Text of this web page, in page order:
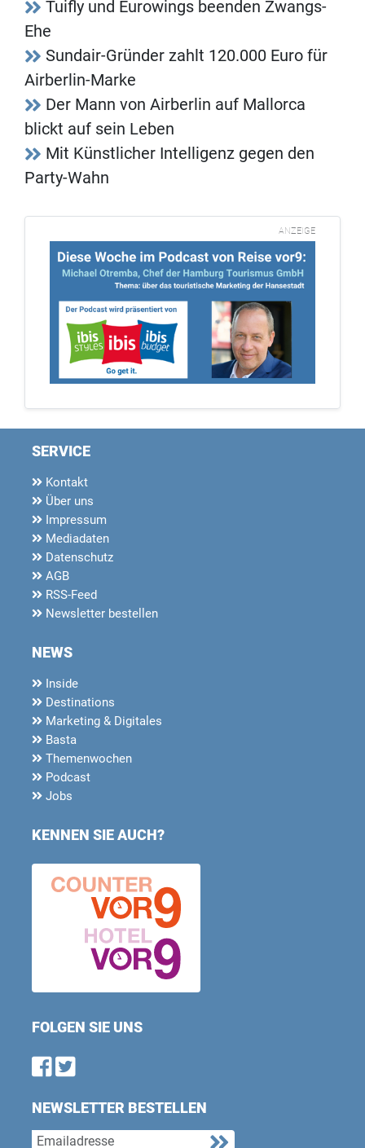
Tuifly und Eurowings beenden Zwangs-
Ehe
Sundair-Gründer zahlt 120.000 Euro für
Airberlin-Marke
Der Mann von Airberlin auf Mallorca
blickt auf sein Leben
Mit Künstlicher Intelligenz gegen den
Party-Wahn
ANZEIGE
SERVICE
Kontakt
Über uns
Impressum
Mediadaten
Datenschutz
AGB
RSS-Feed
Newsletter bestellen
NEWS
Inside
Destinations
Marketing & Digitales
Basta
Themenwochen
Podcast
Jobs
KENNEN SIE AUCH?
FOLGEN SIE UNS
Find us on Facebook
Follow us on Twitter
NEWSLETTER BESTELLEN